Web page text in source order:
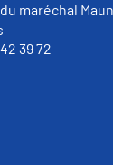
maréchal
39 72